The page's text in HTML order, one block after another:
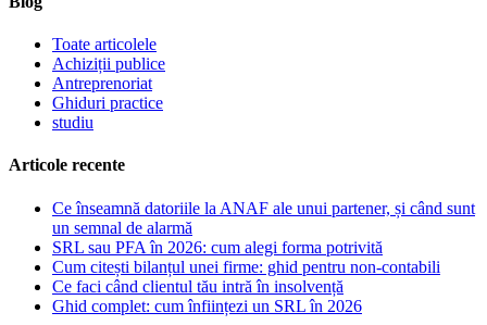
Toate articolele
Achiziții publice
Antreprenoriat
Ghiduri practice
studiu
Articole recente
Ce înseamnă datoriile la ANAF ale unui partener, și când sunt
un semnal de alarmă
SRL sau PFA în 2026: cum alegi forma potrivită
Cum citești bilanțul unei firme: ghid pentru non-contabili
Ce faci când clientul tău intră în insolvență
Ghid complet: cum înființezi un SRL în 2026